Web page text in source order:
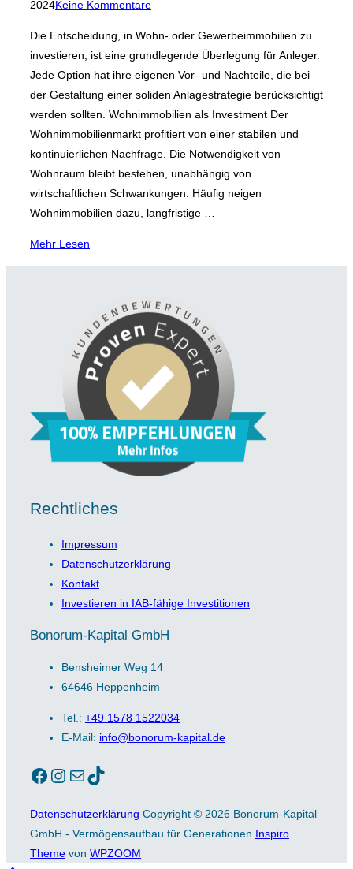
ist
die
bessere
Option?“
2024Keine Kommentare
Die Entscheidung, in Wohn- oder Gewerbeimmobilien zu
investieren, ist eine grundlegende Überlegung für Anleger.
Jede Option hat ihre eigenen Vor- und Nachteile, die bei
der Gestaltung einer soliden Anlagestrategie berücksichtigt
werden sollten. Wohnimmobilien als Investment Der
Wohnimmobilienmarkt profitiert von einer stabilen und
kontinuierlichen Nachfrage. Die Notwendigkeit von
Wohnraum bleibt bestehen, unabhängig von
wirtschaftlichen Schwankungen. Häufig neigen
Wohnimmobilien dazu, langfristige …
Mehr über
„Immobilieninvestment: Soll
Wohn-
oder
eine
Gewerbeimmobilie
investieren? “
Lesen
Rechtliches
Impressum
Datenschutzerklärung
Kontakt
Investieren in IAB-fähige Investitionen
Bonorum-Kapital GmbH
Bensheimer Weg 14
64646 Heppenheim
Tel.: +49 1578 1522034
E-Mail: info@bonorum-kapital.de
Facebook
Instagram
E-MailTikTok
Datenschutzerklärung Copyright © 2026 Bonorum-Kapital
GmbH - Vermögensaufbau für Generationen Inspiro
Theme von WPZOOM